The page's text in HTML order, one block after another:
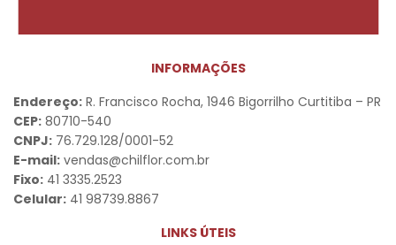
INFORMAÇÕES
Endereço: R. Francisco Rocha, 1946 Bigorrilho Curtitiba – PR
CEP: 80710-540
CNPJ: 76.729.128/0001-52
E-mail: vendas@chilflor.com.br
Fixo: 41 3335.2523
Celular: 41 98739.8867
LINKS ÚTEIS